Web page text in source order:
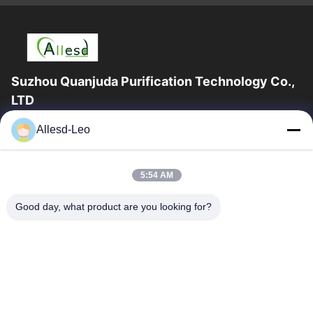
Suzhou Quanjuda Purification Technology Co.,
LTD
16 বছরের অভিজ্ঞতা, ESD এবং Cleanroom পণ্যগুলির একটি নেতৃস্থানীয়
প্রস্তুতকারক এবং রপ্তানিকারক হিসাবে, আমরা ESD এবং Cleanroom সরঞ্জাম এবং
বাড়ি
পণ্য
Allesd-Leo
5:54 AM
Good day, what product are you looking for?